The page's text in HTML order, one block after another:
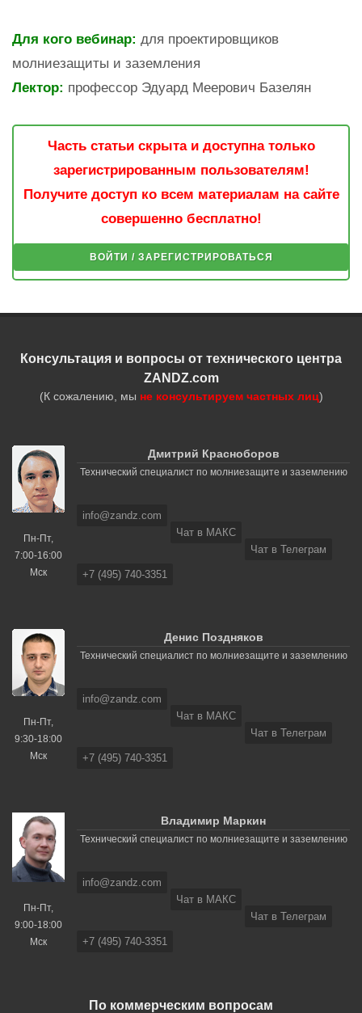
Для кого вебинар: для проектировщиков
молниезащиты и заземления
Лектор: профессор Эдуард Меерович Базелян
Часть статьи скрыта и доступна только
зарегистрированным пользователям!
Получите доступ ко всем материалам на сайте
совершенно бесплатно!
ВОЙТИ / ЗАРЕГИСТРИРОВАТЬСЯ
Консультация и вопросы от технического центра
ZANDZ.com
(К сожалению, мы не консультируем частных лиц)
Пн-Пт,
7:00-16:00
Мск
Дмитрий Красноборов
Технический специалист по молниезащите и заземлению
info@zandz.com
Чат в МАКС
Чат в Телеграм
+7 (495) 740-3351
Пн-Пт,
9:30-18:00
Мск
Денис Поздняков
Технический специалист по молниезащите и заземлению
info@zandz.com
Чат в МАКС
Чат в Телеграм
+7 (495) 740-3351
Пн-Пт,
9:00-18:00
Мск
Владимир Маркин
Технический специалист по молниезащите и заземлению
info@zandz.com
Чат в МАКС
Чат в Телеграм
+7 (495) 740-3351
По коммерческим вопросам